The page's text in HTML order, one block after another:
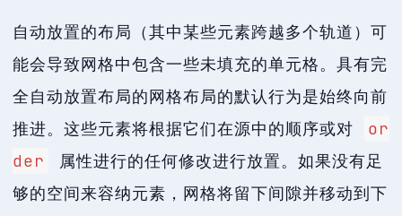
自动放置的布局（其中某些元素跨越多个轨道）可
能会导致网格中包含一些未填充的单元格。具有完
全自动放置布局的网格布局的默认行为是始终向前
推进。这些元素将根据它们在源中的顺序或对
or
der
属性进行的任何修改进行放置。如果没有足
够的空间来容纳元素，网格将留下间隙并移动到下